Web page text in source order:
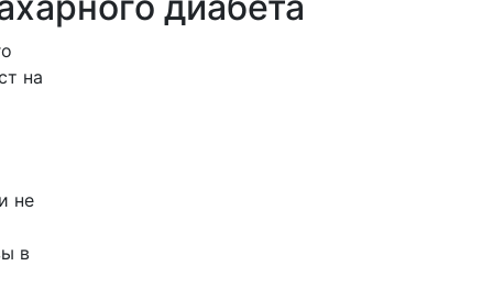
на
не
в